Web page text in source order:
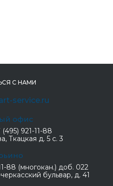
С НАМИ
service.ru
офис
(495) 921-11-88
Ткацкая д. 5 с. 3
88 (многокан.) доб. 022
бульвар, д. 41